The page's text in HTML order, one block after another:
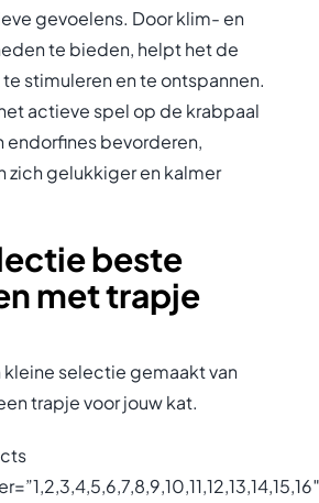
gevoelens. Door klim- en
te bieden, helpt het de
stimuleren en te ontspannen.
actieve spel op de krabpaal
endorfines bevorderen,
zich gelukkiger en kalmer
beste
met trapje
selectie gemaakt van
trapje voor jouw kat.